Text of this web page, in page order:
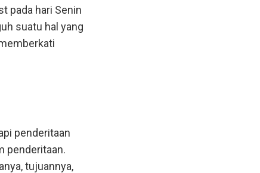
pada hari Senin
suatu hal yang
penderitaan
penderitaan.
tujuannya,